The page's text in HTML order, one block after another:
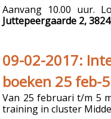
Aanvang 10.00 uur.
Juttepeergaarde 2,
09-02-2017:
boeken 25 feb-
Van 25 februari t/m 5
training in cluster